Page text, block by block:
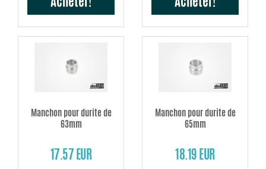
Manchon pour durite de
63mm
17.57 EUR
Manchon pour durite de
65mm
18.19 EUR